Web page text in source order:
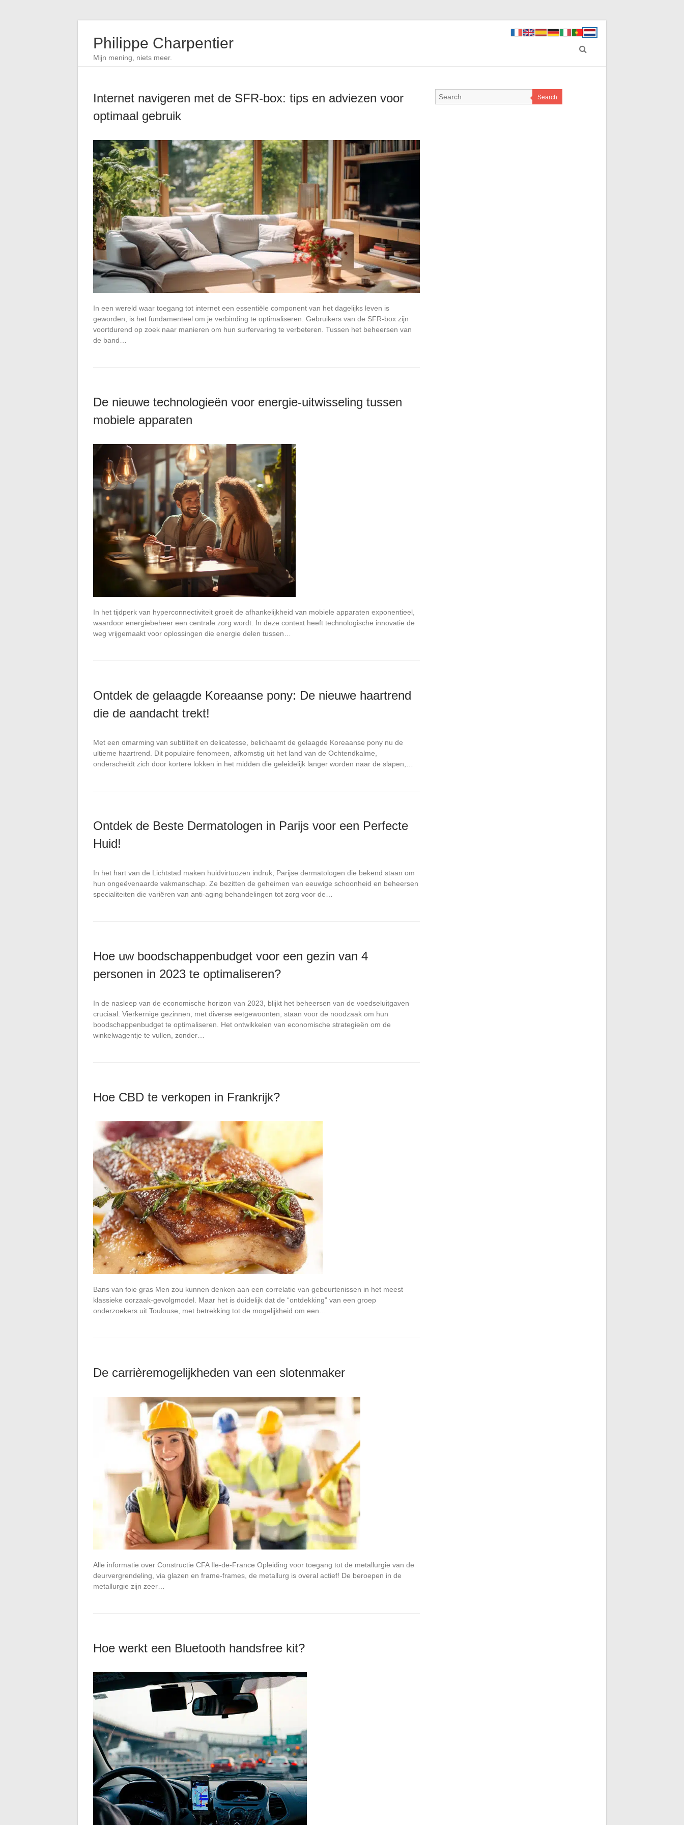
Philippe Charpentier
Mijn mening, niets meer.
Internet navigeren met de SFR-box: tips en adviezen voor
optimaal gebruik
In een wereld waar toegang tot internet een essentiële component van het dagelijks leven is
geworden, is het fundamenteel om je verbinding te optimaliseren. Gebruikers van de SFR-box zijn
voortdurend op zoek naar manieren om hun surfervaring te verbeteren. Tussen het beheersen van
de band…
De nieuwe technologieën voor energie-uitwisseling tussen
mobiele apparaten
In het tijdperk van hyperconnectiviteit groeit de afhankelijkheid van mobiele apparaten exponentieel,
waardoor energiebeheer een centrale zorg wordt. In deze context heeft technologische innovatie de
weg vrijgemaakt voor oplossingen die energie delen tussen…
Ontdek de gelaagde Koreaanse pony: De nieuwe haartrend
die de aandacht trekt!
Met een omarming van subtiliteit en delicatesse, belichaamt de gelaagde Koreaanse pony nu de
ultieme haartrend. Dit populaire fenomeen, afkomstig uit het land van de Ochtendkalme,
onderscheidt zich door kortere lokken in het midden die geleidelijk langer worden naar de slapen,…
Ontdek de Beste Dermatologen in Parijs voor een Perfecte
Huid!
In het hart van de Lichtstad maken huidvirtuozen indruk, Parijse dermatologen die bekend staan om
hun ongeëvenaarde vakmanschap. Ze bezitten de geheimen van eeuwige schoonheid en beheersen
specialiteiten die variëren van anti-aging behandelingen tot zorg voor de…
Hoe uw boodschappenbudget voor een gezin van 4
personen in 2023 te optimaliseren?
In de nasleep van de economische horizon van 2023, blijkt het beheersen van de voedseluitgaven
cruciaal. Vierkernige gezinnen, met diverse eetgewoonten, staan voor de noodzaak om hun
boodschappenbudget te optimaliseren. Het ontwikkelen van economische strategieën om de
winkelwagentje te vullen, zonder…
Hoe CBD te verkopen in Frankrijk?
Bans van foie gras Men zou kunnen denken aan een correlatie van gebeurtenissen in het meest
klassieke oorzaak-gevolgmodel. Maar het is duidelijk dat de “ontdekking” van een groep
onderzoekers uit Toulouse, met betrekking tot de mogelijkheid om een…
De carrièremogelijkheden van een slotenmaker
Alle informatie over Constructie CFA Ile-de-France Opleiding voor toegang tot de metallurgie van de
deurvergrendeling, via glazen en frame-frames, de metallurg is overal actief! De beroepen in de
metallurgie zijn zeer…
Hoe werkt een Bluetooth handsfree kit?
Search